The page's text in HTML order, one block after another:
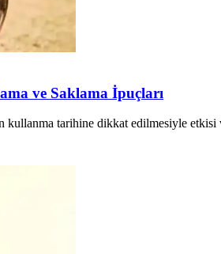
ve Saklama İpuçları
tarihine dikkat edilmesiyle etkisi